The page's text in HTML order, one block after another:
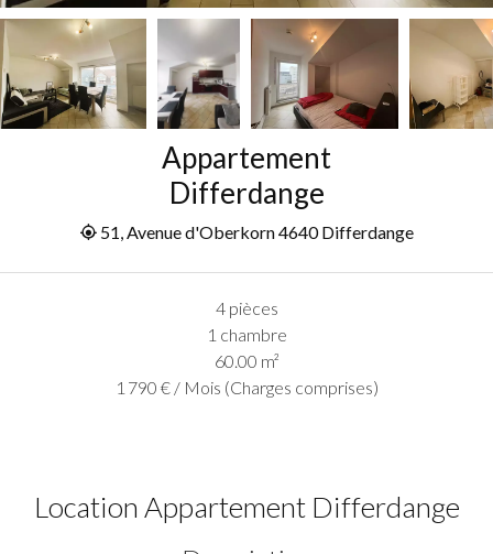
Appartement
Differdange
51, Avenue d'Oberkorn 4640 Differdange
4 pièces
1 chambre
60.00 m²
1 790 € / Mois (Charges comprises)
Location Appartement Differdange